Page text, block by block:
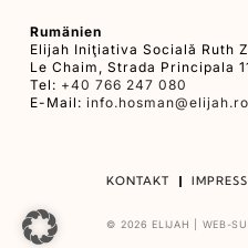
Rumänien
Elijah Iniţiativa Socială Ruth
Le Chaim, Strada Principala
Tel: +40 766 247 080
E-Mail: info.hosman@elijah.ro
KONTAKT
© 2026 ELIJAH | WEB-